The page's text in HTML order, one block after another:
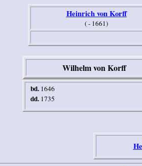
Heinrich von Korff
( - 1661)
Wilhelm von Korff
bd. 1646
dd. 1735